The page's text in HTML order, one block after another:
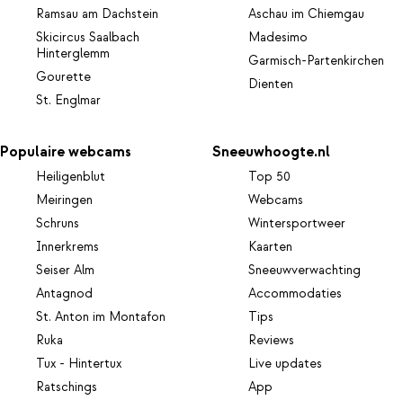
Ramsau am Dachstein
Skicircus Saalbach
Hinterglemm
Gourette
St. Englmar
Aschau im Chiemgau
Madesimo
Garmisch-Partenkirchen
Dienten
Populaire webcams
Heiligenblut
Meiringen
Schruns
Innerkrems
Seiser Alm
Antagnod
St. Anton im Montafon
Ruka
Tux - Hintertux
Ratschings
Sneeuwhoogte.nl
Top 50
Webcams
Wintersportweer
Kaarten
Sneeuwverwachting
Accommodaties
Tips
Reviews
Live updates
App